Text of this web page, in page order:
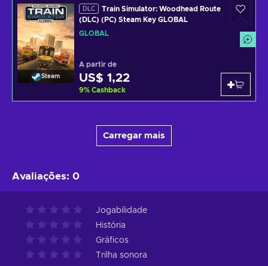
Steam
DLC
Train Simulator: Woodhead Route
(DLC) (PC) Steam Key GLOBAL
GLOBAL
A partir de
US$ 1,22
9% Cashback
Carregar mais
Avaliações: 0
Jogabilidade
História
Gráficos
Trilha sonora